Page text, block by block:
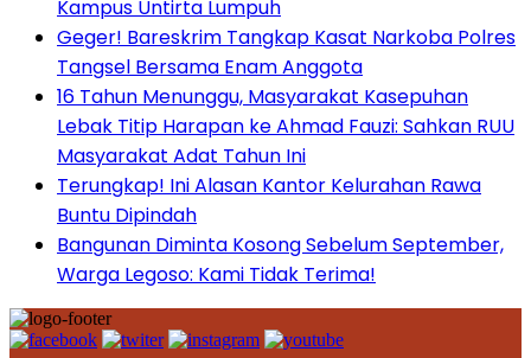
Kampus Untirta Lumpuh
Geger! Bareskrim Tangkap Kasat Narkoba Polres
Tangsel Bersama Enam Anggota
16 Tahun Menunggu, Masyarakat Kasepuhan
Lebak Titip Harapan ke Ahmad Fauzi: Sahkan RUU
Masyarakat Adat Tahun Ini
Terungkap! Ini Alasan Kantor Kelurahan Rawa
Buntu Dipindah
Bangunan Diminta Kosong Sebelum September,
Warga Legoso: Kami Tidak Terima!